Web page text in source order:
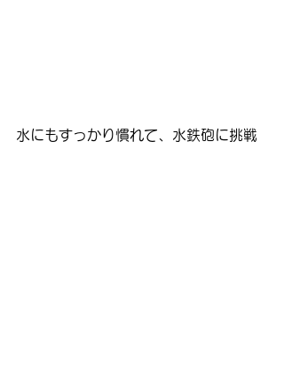
水にもすっかり慣れて、水鉄砲に挑戦